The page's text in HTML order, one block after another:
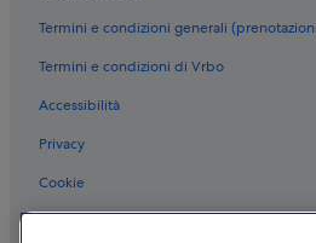
Termini e condizioni generali
Termini e condizioni di Vrbo
Accessibilità
Privacy
Cookie